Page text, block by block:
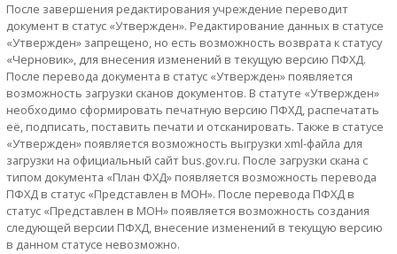
После завершения редактирования учреждение переводит
документ в статус «Утвержден». Редактирование данных в статусе
«Утвержден» запрещено, но есть возможность возврата к статусу
«Черновик», для внесения изменений в текущую версию ПФХД.
После перевода документа в статус «Утвержден» появляется
возможность загрузки сканов документов. В статуте «Утвержден»
необходимо сформировать печатную версию ПФХД, распечатать
её, подписать, поставить печати и отсканировать. Также в статусе
«Утвержден» появляется возможность выгрузки xml-файла для
загрузки на официальный сайт bus.gov.ru. После загрузки скана с
типом документа «План ФХД» появляется возможность перевода
ПФХД в статус «Представлен в МОН». После перевода ПФХД в
статус «Представлен в МОН» появляется возможность создания
следующей версии ПФХД, внесение изменений в текущую версию
в данном статусе невозможно.